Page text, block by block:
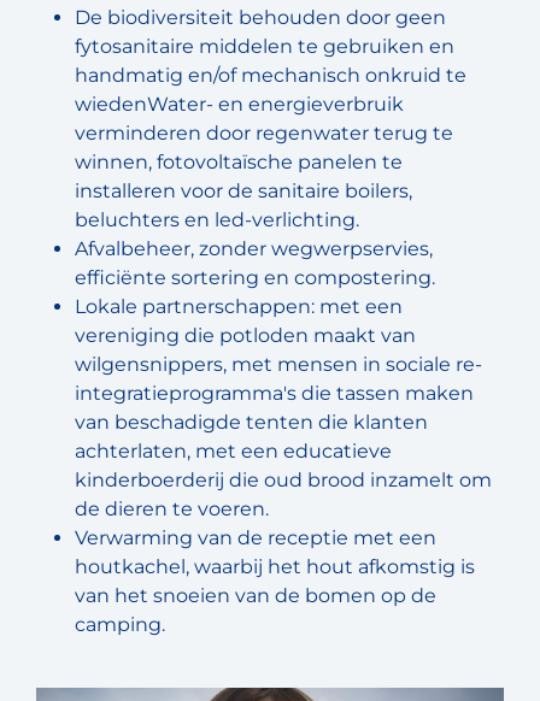
De biodiversiteit behouden door geen
fytosanitaire middelen te gebruiken en
handmatig en/of mechanisch onkruid te
wiedenWater- en energieverbruik
verminderen door regenwater terug te
winnen, fotovoltaïsche panelen te
installeren voor de sanitaire boilers,
beluchters en led-verlichting.
Afvalbeheer, zonder wegwerpservies,
efficiënte sortering en compostering.
Lokale partnerschappen: met een
vereniging die potloden maakt van
wilgensnippers, met mensen in sociale re-
integratieprogramma's die tassen maken
van beschadigde tenten die klanten
achterlaten, met een educatieve
kinderboerderij die oud brood inzamelt om
de dieren te voeren.
Verwarming van de receptie met een
houtkachel, waarbij het hout afkomstig is
van het snoeien van de bomen op de
camping.